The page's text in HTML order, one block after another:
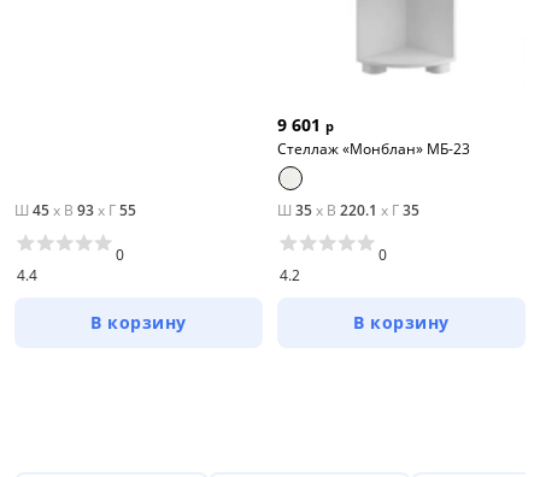
Ш 45x В 93x Г55
4.4
0
В корзину
9 601 р
Стеллаж «Монблан» МБ-23
Ш 35x В 220.1 x Г35
4.2
0
В корзину